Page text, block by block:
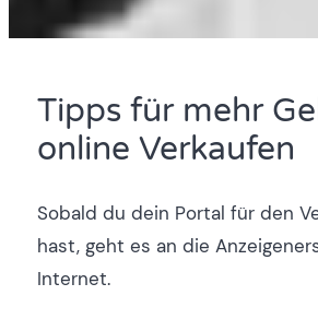
Tipps für mehr
online Verkaufen
Sobald du dein Portal für den
hast, geht es an die
Internet.